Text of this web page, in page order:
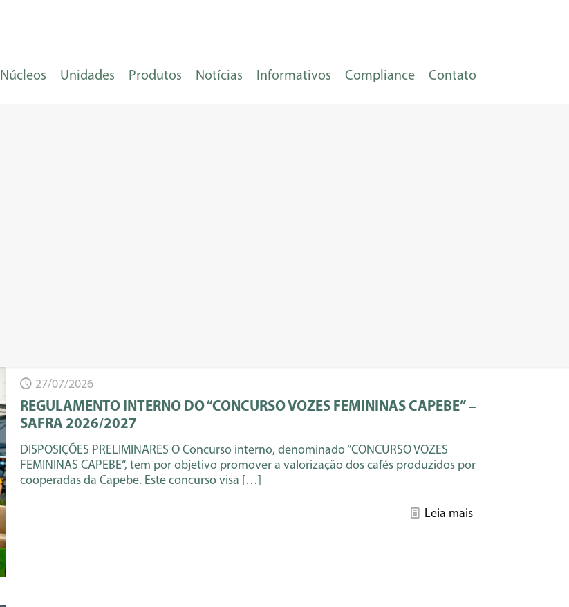
Núcleos Unidades Produtos Notícias Informativos Compliance Contato
27/07/2026
REGULAMENTO INTERNO DO “CONCURSO VOZES FEMININAS CAPEBE” –
SAFRA 2026/2027
DISPOSIÇÕES PRELIMINARES O Concurso interno, denominado “CONCURSO VOZES
FEMININAS CAPEBE“, tem por objetivo promover a valorização dos cafés produzidos por
cooperadas da Capebe. Este concurso visa […]
Leia mais